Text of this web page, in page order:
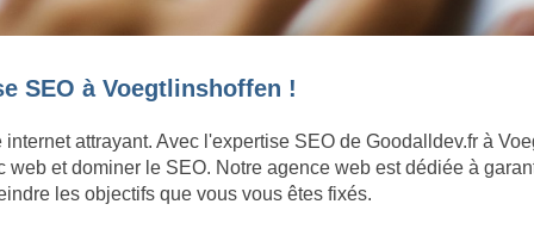
SEO à Voegtlinshoffen !
attrayant. Avec l'expertise SEO de Goodalldev.fr à
et dominer le SEO. Notre agence web est dédiée à
les objectifs que vous vous êtes fixés.